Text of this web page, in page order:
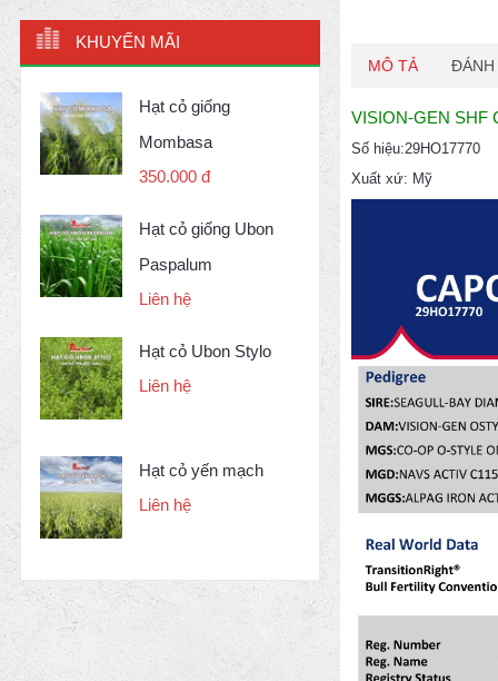
KHUYẾN MÃI
Hạt cỏ giống
Mombasa
350.000 đ
Hạt cỏ giống Ubon
Paspalum
Liên hệ
Hạt cỏ Ubon Stylo
Liên hệ
Hạt cỏ yến mạch
Liên hệ
MÔ TẢ ĐÁNH
VISION-GEN SHF
Số hiệu:29HO17770
Xuất xứ: Mỹ